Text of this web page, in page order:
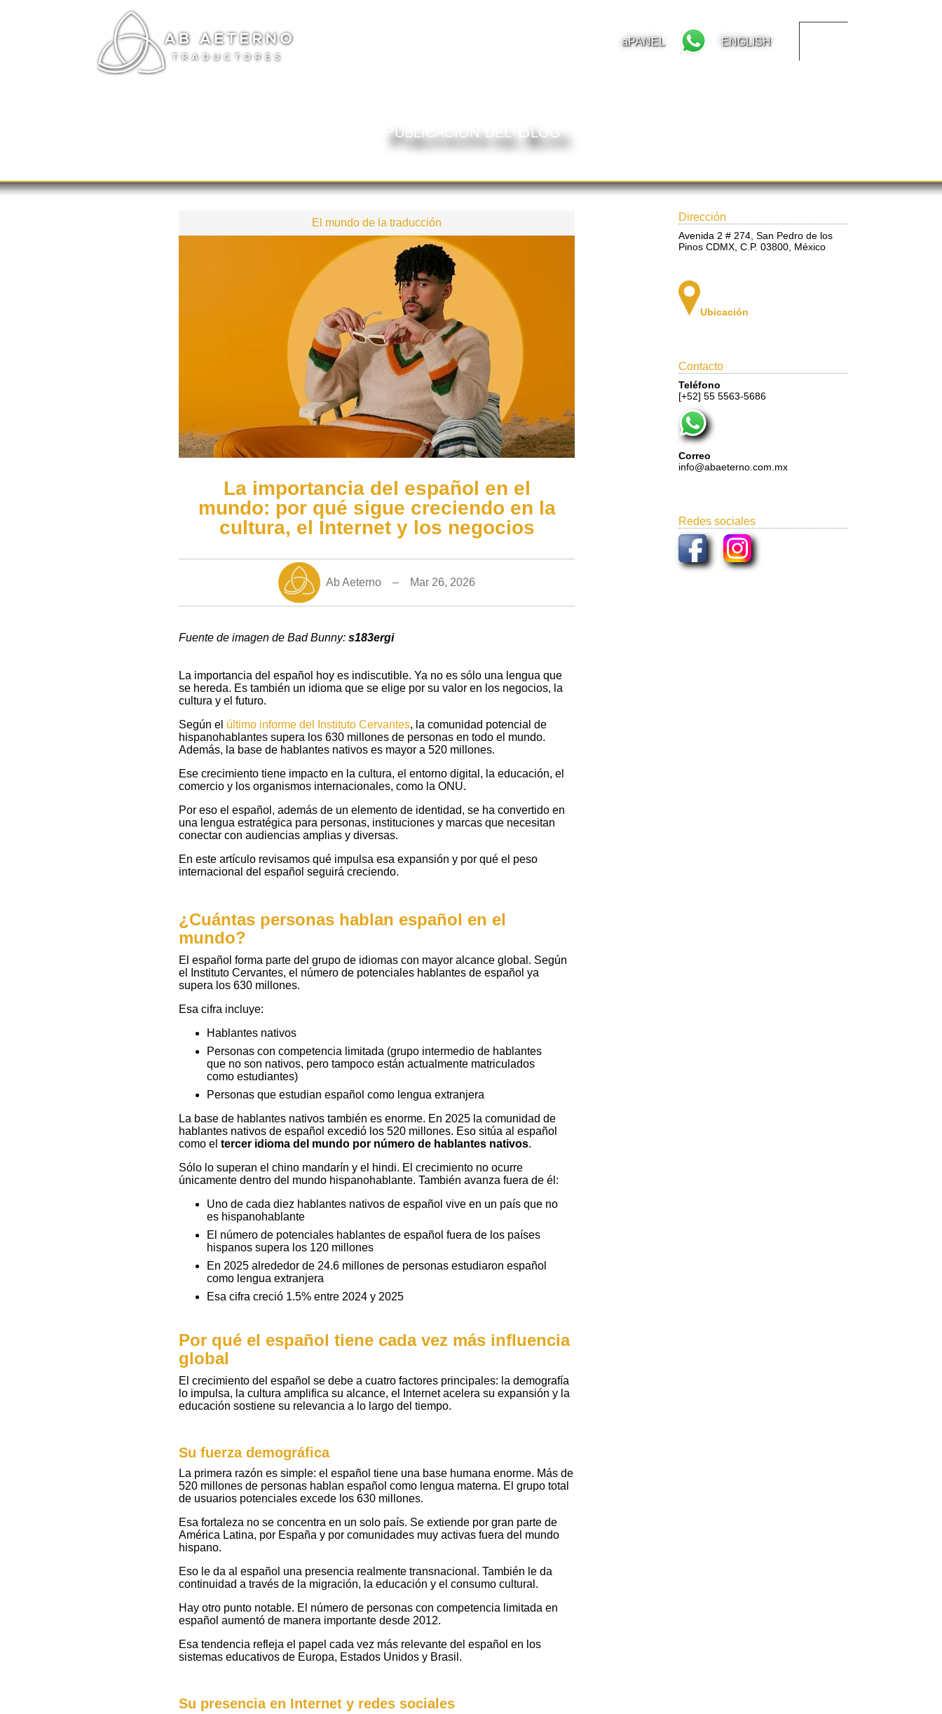
aPANEL ENGLISH
Publicación del Blog
El mundo de la traducción
La importancia del español en el
mundo: por qué sigue creciendo en la
cultura, el Internet y los negocios
Ab Aeterno – Mar 26, 2026
Fuente de imagen de Bad Bunny:s183ergi
La importancia del español hoy es indiscutible. Ya no es sólo una lengua que
se hereda. Es también un idioma que se elige por su valor en los negocios, la
cultura y el futuro.
Según el último informe del Instituto Cervantes, la comunidad potencial de
hispanohablantes supera los 630 millones de personas en todo el mundo.
Además, la base de hablantes nativos es mayor a 520 millones.
Ese crecimiento tiene impacto en la cultura, el entorno digital, la educación, el
comercio y los organismos internacionales, como la ONU.
Por eso el español, además de un elemento de identidad, se ha convertido en
una lengua estratégica para personas, instituciones y marcas que necesitan
conectar con audiencias amplias y diversas.
En este artículo revisamos qué impulsa esa expansión y por qué el peso
internacional del español seguirá creciendo.
¿Cuántas personas hablan español en el
mundo?
El español forma parte del grupo de idiomas con mayor alcance global. Según
el Instituto Cervantes, el número de potenciales hablantes de español ya
supera los 630 millones.
Esa cifra incluye:
Hablantes nativos
Personas con competencia limitada (grupo intermedio de hablantes
que no son nativos, pero tampoco están actualmente matriculados
como estudiantes)
Personas que estudian español como lengua extranjera
La base de hablantes nativos también es enorme. En 2025 la comunidad de
hablantes nativos de español excedió los 520 millones. Eso sitúa al español
como eltercer idioma del mundo por número de hablantes nativos.
Sólo lo superan el chino mandarín y el hindi. El crecimiento no ocurre
únicamente dentro del mundo hispanohablante. También avanza fuera de él:
Uno de cada diez hablantes nativos de español vive en un país que no
es hispanohablante
El número de potenciales hablantes de español fuera de los países
hispanos supera los 120 millones
En 2025 alrededor de 24.6 millones de personas estudiaron español
como lengua extranjera
Esa cifra creció 1.5% entre 2024 y 2025
Por qué el español tiene cada vez más influencia
global
El crecimiento del español se debe a cuatro factores principales: la demografía
lo impulsa, la cultura amplifica su alcance, el Internet acelera su expansión y la
educación sostiene su relevancia a lo largo del tiempo.
Su fuerza demográfica
La primera razón es simple: el español tiene una base humana enorme. Más de
520 millones de personas hablan español como lengua materna. El grupo total
de usuarios potenciales excede los 630 millones.
Esa fortaleza no se concentra en un solo país. Se extiende por gran parte de
América Latina, por España y por comunidades muy activas fuera del mundo
hispano.
Eso le da al español una presencia realmente transnacional. También le da
continuidad a través de la migración, la educación y el consumo cultural.
Hay otro punto notable. El número de personas con competencia limitada en
español aumentó de manera importante desde 2012.
Esa tendencia refleja el papel cada vez más relevante del español en los
sistemas educativos de Europa, Estados Unidos y Brasil.
Su presencia en Internet y redes sociales
Dirección
Avenida 2 # 274, San Pedro de los
Pinos CDMX, C.P. 03800, México
Ubicación
Contacto
Teléfono
[+52] 55 5563-5686
Correo
info@abaeterno.com.mx
Redes sociales